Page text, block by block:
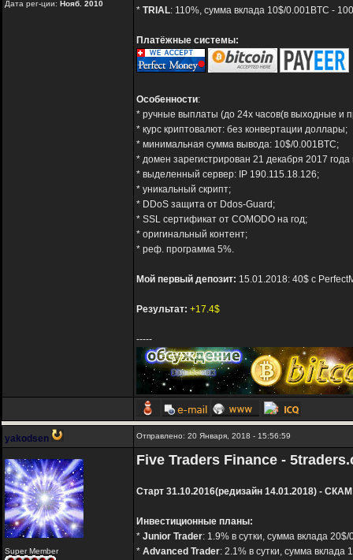
Дата рег-ции: Нояб. 2010
* TRIAL: 110%, сумма вклада 10$/0.001BTC -
Платёжные системы:
Особенности:
* ручные выплаты (до 24х часов(в выходные и
* курс криптовалют: без конвертации доллары;
* минимальная сумма вывода: 10$/0.001BTC;
* домен зарегистрирован 21 декабря 2017 года
* выделенный сервер: IP 190.115.18.126;
* уникальный скрипт;
* DDoS защита от Ddos-Guard;
* SSL сертификат от COMODO на год;
* оригинальный контент;
* реф. программа 5%.
Мой первый депозит: 15.01.2018: 40$ с
Результат: +17.4$
-----
yakodsen Отправлено: 20 Января, 2018 - 15:56:59
Super Member
Five Traders Finance -
Старт 31.10.2016(редизайн 14.01.2018) -
Инвестиционные планы:
* Junior Trader: 1.9% в сутки, сумма вклада
* Advanced Trader: 2.1% в сутки, сумма